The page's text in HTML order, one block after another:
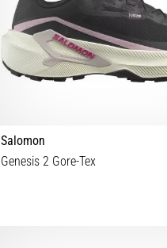
Salomon
Genesis 2 Gore-Tex
36⅔ 37⅓ 38 38⅔ 39⅓ 40 40⅔